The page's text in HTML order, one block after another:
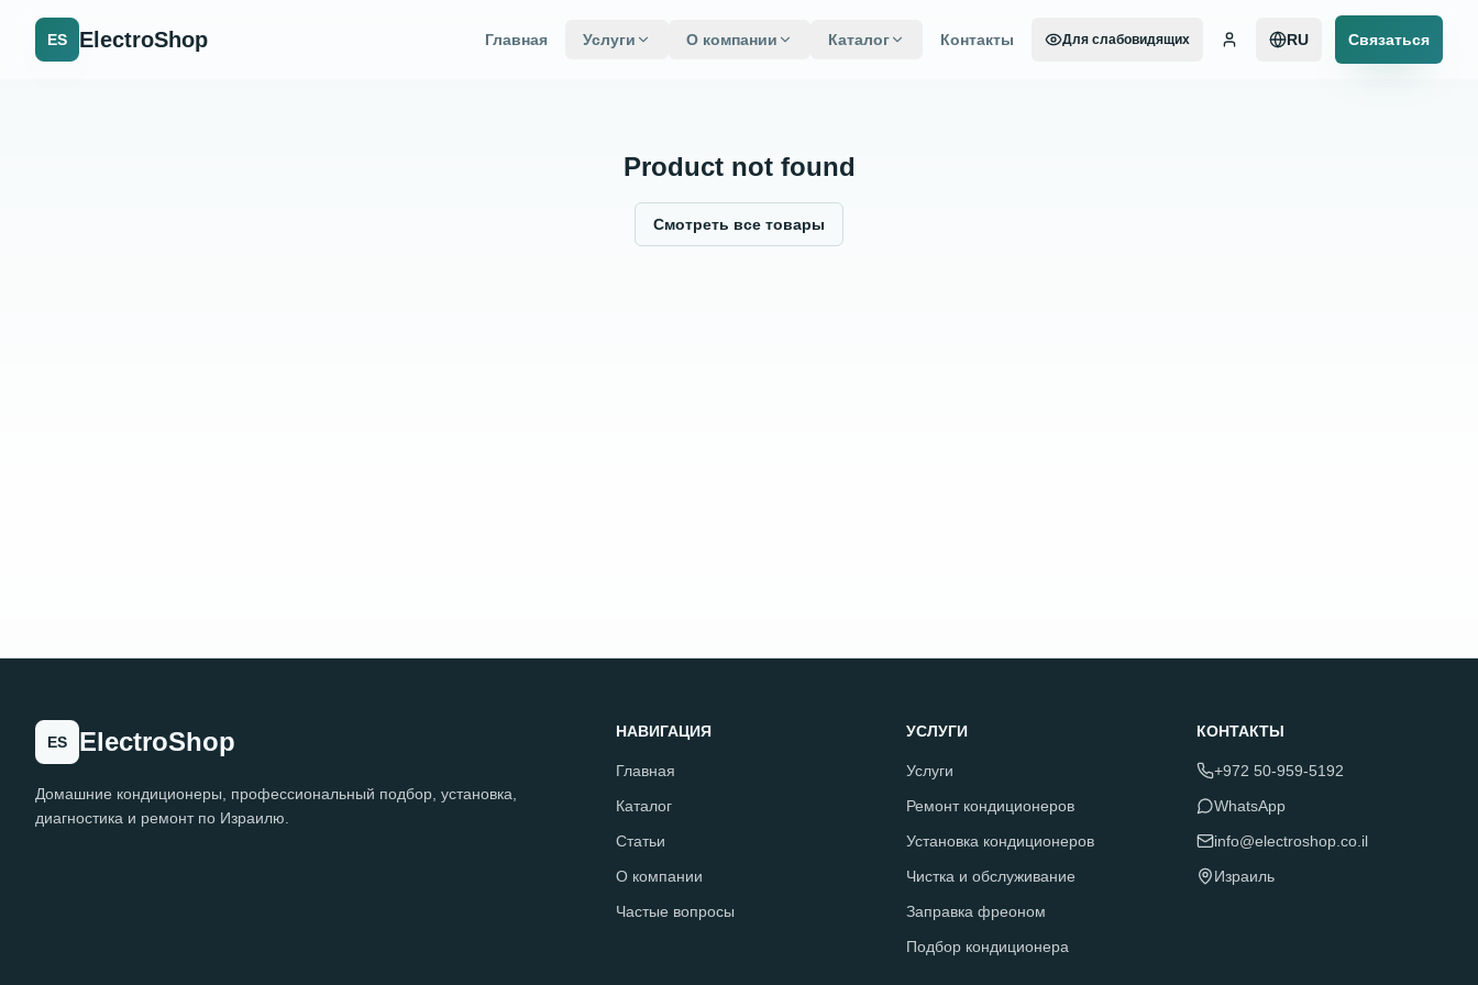
ES ElectroShop Главная Услуги О компании Каталог Контакты Для слабовидящих RU Связаться
Product not found
Смотреть все товары
ES ElectroShop
Домашние кондиционеры, профессиональный подбор, установка,
диагностика и ремонт по Израилю.
НАВИГАЦИЯ
Главная
Каталог
Статьи
О компании
Частые вопросы
УСЛУГИ
Услуги
Ремонт кондиционеров
Установка кондиционеров
Чистка и обслуживание
Заправка фреоном
Подбор кондиционера
КОНТАКТЫ
+972 50-959-5192
WhatsApp
info@electroshop.co.il
Израиль